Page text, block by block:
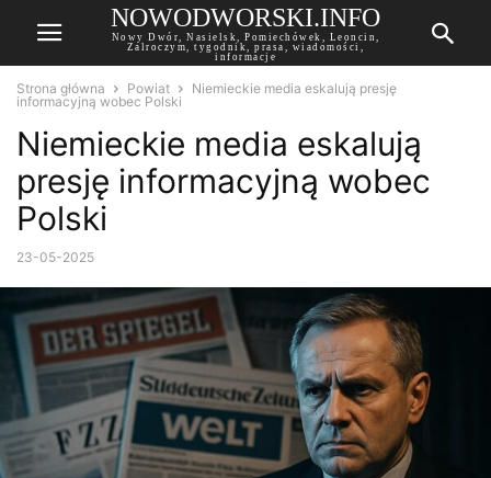
NOWODWORSKI.INFO
Nowy Dwór, Nasielsk, Pomiechówek, Leoncin,
Zalroczym, tygodnik, prasa, wiadomości,
informacje
Strona główna Powiat
Niemieckie media eskalują presję
informacyjną wobec Polski
Niemieckie media eskalują
presję informacyjną wobec
Polski
23-05-2025